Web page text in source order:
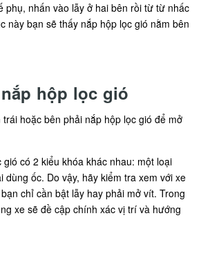
phụ, nhấn vào lẫy ở hai bên rồi từ từ nhấc
này bạn sẽ thấy nắp hộp lọc gió nằm bên
hộp lọc gió
hoặc bên phải nắp hộp lọc gió để mở
gió có 2 kiểu khóa khác nhau: một loại
dùng ốc. Do vậy, hãy kiểm tra xem với xe
chỉ cần bật lẫy hay phải mở vít. Trong
xe sẽ đề cập chính xác vị trí và hướng